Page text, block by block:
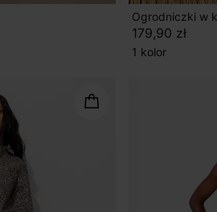
Ogrodniczki w
179,90 zł
1 kolor